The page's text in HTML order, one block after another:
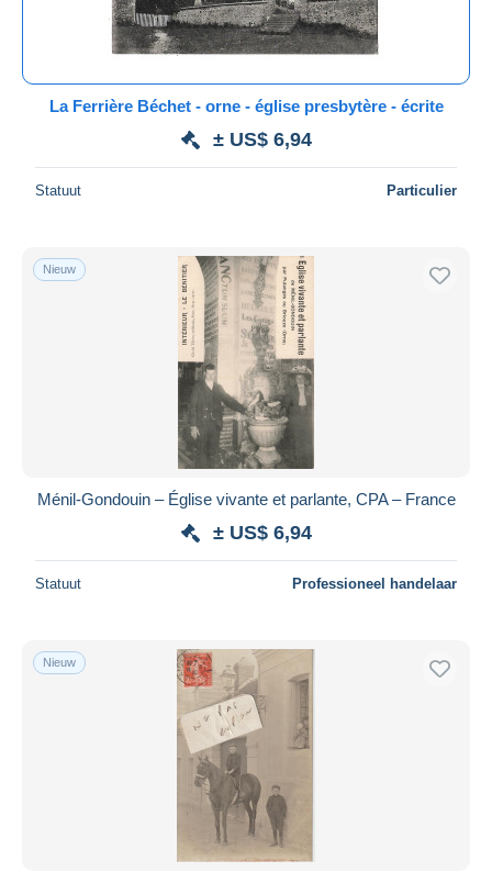
Mastercard
Bancontact
Maestro
Woonplaats van de verkoper
Toepassen
La Ferrière Béchet - orne - église presbytère - écrite
± US$ 6,94
Statuut Particulier
Nieuw
Ménil-Gondouin – Église vivante et parlante, CPA – France
± US$ 6,94
Statuut Professioneel handelaar
Nieuw